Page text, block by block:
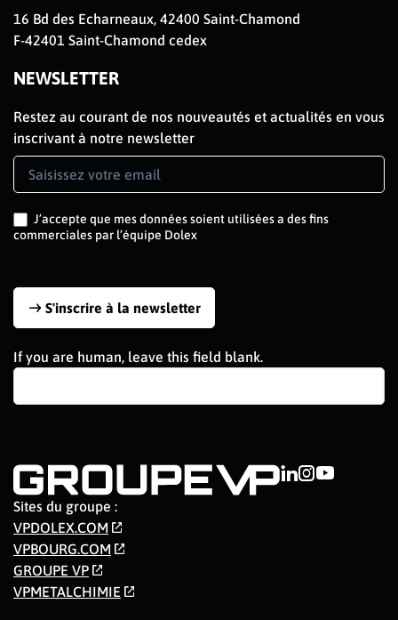
16 Bd des Echarneaux, 42400 Saint-Chamond
F-42401 Saint-Chamond cedex
NEWSLETTER
Restez au courant de nos nouveautés et actualités en vous
inscrivant à notre newsletter
Newsletter
Signup
J’accepte que mes données soient utilisées a des fins
commerciales par l’équipe Dolex
S'inscrire à la newsletter
If you are human, leave this field blank.
Sites du groupe :
VPDOLEX.COM
VPBOURG.COM
GROUPE VP
VPMETALCHIMIE